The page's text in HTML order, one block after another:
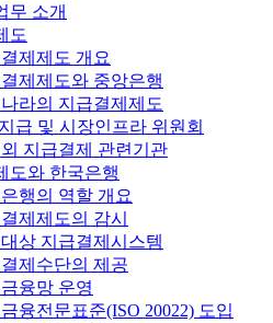
무 소개
도
제제도 개요
제제도와 중앙은행
라의 지급결제제도
급 및 시장인프라 위원회
지급결제 관련기관
도와 한국은행
행의 역할 개요
제제도의 감시
상 지급결제시스템
제수단의 제공
융망 운영
융전문표준(ISO 20022) 도입